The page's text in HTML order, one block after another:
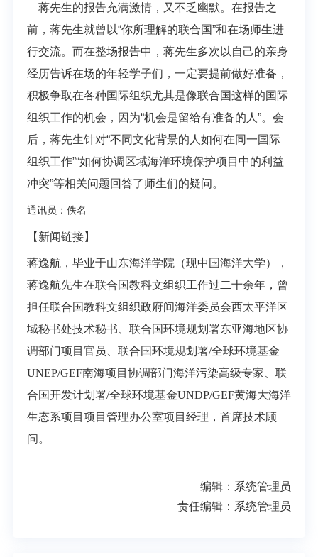
蒋先生的报告充满激情，又不乏幽默。在报告之
前，蒋先生就曾以“你所理解的联合国”和在场师生进
行交流。而在整场报告中，蒋先生多次以自己的亲身
经历告诉在场的年轻学子们，一定要提前做好准备，
积极争取在各种国际组织尤其是像联合国这样的国际
组织工作的机会，因为“机会是留给有准备的人”。会
后，蒋先生针对“不同文化背景的人如何在同一国际
组织工作”“如何协调区域海洋环境保护项目中的利益
冲突”等相关问题回答了师生们的疑问。
通讯员：佚名
【新闻链接】
蒋逸航，毕业于山东海洋学院（现中国海洋大学），
蒋逸航先生在联合国教科文组织工作过二十余年，曾
担任联合国教科文组织政府间海洋委员会西太平洋区
域秘书处技术秘书、联合国环境规划署东亚海地区协
调部门项目官员、联合国环境规划署/全球环境基金
UNEP/GEF南海项目协调部门海洋污染高级专家、联
合国开发计划署/全球环境基金UNDP/GEF黄海大海洋
生态系项目项目管理办公室项目经理，首席技术顾
问。
编辑：系统管理员
责任编辑：系统管理员